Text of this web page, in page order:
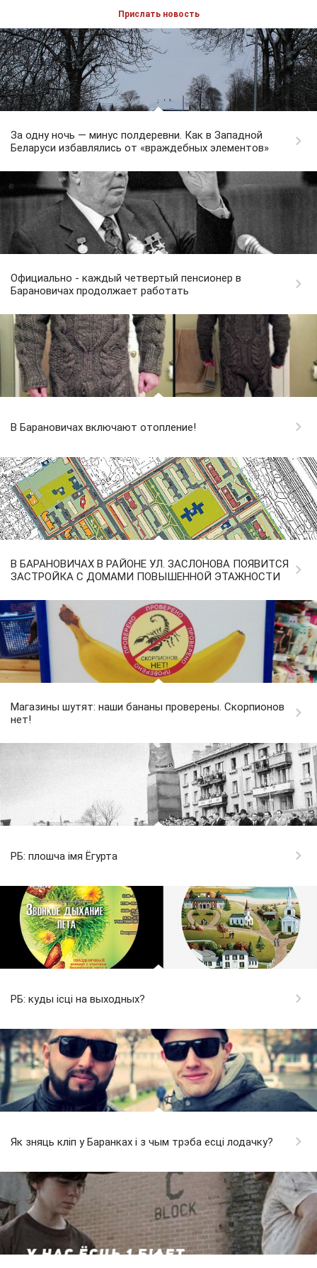
Прислать новость
За одну ночь — минус полдеревни. Как в Западной
Беларуси избавлялись от «враждебных элементов»
Официально - каждый четвертый пенсионер в
Барановичах продолжает работать
В Барановичах включают отопление!
В БАРАНОВИЧАХ В РАЙОНЕ УЛ. ЗАСЛОНОВА ПОЯВИТСЯ
ЗАСТРОЙКА С ДОМАМИ ПОВЫШЕННОЙ ЭТАЖНОСТИ
Магазины шутят: наши бананы проверены. Скорпионов
нет!
РБ: плошча імя Ёгурта
РБ: куды ісці на выходных?
Як зняць кліп у Баранках і з чым трэба есці лодачку?